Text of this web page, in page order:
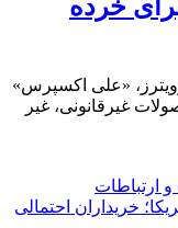
برای خرده
«علی اکسپرس»
غیرقانونی، غیر
ارتباطات